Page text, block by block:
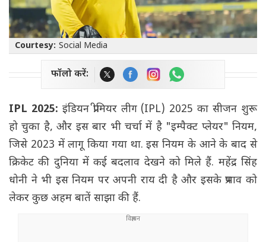
Courtesy: Social Media
फॉलो करें:
IPL 2025: इंडियन प्रीमियर लीग (IPL) 2025 का सीजन शुरू
हो चुका है, और इस बार भी चर्चा में है "इम्पैक्ट प्लेयर" नियम,
जिसे 2023 में लागू किया गया था. इस नियम के आने के बाद से
क्रिकेट की दुनिया में कई बदलाव देखने को मिले हैं. महेंद्र सिंह
धोनी ने भी इस नियम पर अपनी राय दी है और इसके प्रभाव को
लेकर कुछ अहम बातें साझा की हैं.